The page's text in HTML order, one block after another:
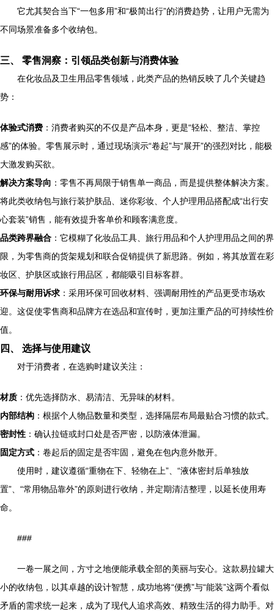
它尤其契合当下“一包多用”和“极简出行”的消费趋势，让用户无需为
不同场景准备多个收纳包。
三、 零售洞察：引领品类创新与消费体验
在化妆品及卫生用品零售领域，此类产品的热销反映了几个关键趋
势：
体验式消费 ：消费者购买的不仅是产品本身，更是“轻松、整洁、掌控
感”的体验。零售展示时，通过现场演示“卷起”与“展开”的强烈对比，能极
大激发购买欲。
解决方案导向 ：零售不再局限于销售单一商品，而是提供整体解决方案。
将此类收纳包与旅行装护肤品、迷你彩妆、个人护理用品搭配成“出行安
心套装”销售，能有效提升客单价和顾客满意度。
品类跨界融合 ：它模糊了化妆品工具、旅行用品和个人护理用品之间的界
限，为零售商的货架规划和联合促销提供了新思路。例如，将其放置在彩
妆区、护肤区或旅行用品区，都能吸引目标客群。
环保与耐用诉求 ：采用环保可回收材料、强调耐用性的产品更受市场欢
迎。这促使零售商和品牌方在选品和宣传时，更加注重产品的可持续性价
值。
四、 选择与使用建议
对于消费者，在选购时建议关注：
材质 ：优先选择防水、易清洁、无异味的材料。
内部结构 ：根据个人物品数量和类型，选择隔层布局最贴合习惯的款式。
密封性 ：确认拉链或封口处是否严密，以防液体泄漏。
固定方式 ：卷起后的固定是否牢固，避免在包内意外散开。
使用时，建议遵循“重物在下、轻物在上”、“液体密封后单独放
置”、“常用物品靠外”的原则进行收纳，并定期清洁整理，以延长使用寿
命。
###
一卷一展之间，方寸之地便能承载全部的美丽与安心。这款易拉罐大
小的收纳包，以其卓越的设计智慧，成功地将“便携”与“能装”这两个看似
矛盾的需求统一起来，成为了现代人追求高效、精致生活的得力助手。对